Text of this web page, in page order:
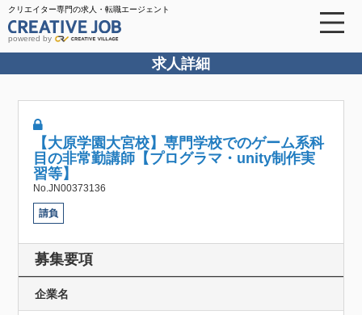
クリエイター専門の求人・転職エージェント
powered by
求人詳細
【大原学園大宮校】専門学校でのゲーム系科
目の非常勤講師【プログラマ・unity制作実
習等】
No.JN00373136
請負
募集要項
企業名